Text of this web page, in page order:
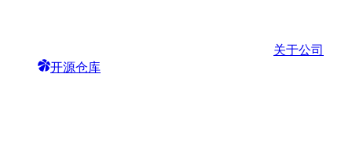
关于公司
开源仓库